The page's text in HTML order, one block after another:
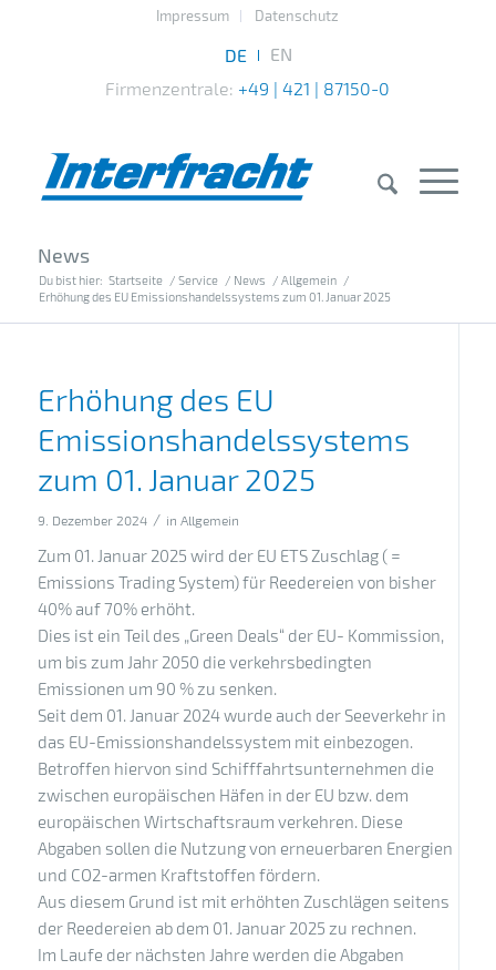
Impressum Datenschutz
Firmenzentrale: +49 | 421 | 87150-0
News
Du bist hier: Startseite / Service / News / Allgemein /
Erhöhung des EU Emissionshandelssystems zum 01. Januar 2025
Erhöhung des EU
Emissionshandelssystems
zum 01. Januar 2025
9. Dezember 2024 / in Allgemein
Zum 01. Januar 2025 wird der EU ETS Zuschlag ( =
Emissions Trading System) für Reedereien von bisher
40% auf 70% erhöht.
Dies ist ein Teil des „Green Deals“ der EU- Kommission,
um bis zum Jahr 2050 die verkehrsbedingten
Emissionen um 90 % zu senken.
Seit dem 01. Januar 2024 wurde auch der Seeverkehr in
das EU-Emissionshandelssystem mit einbezogen.
Betroffen hiervon sind Schifffahrtsunternehmen die
zwischen europäischen Häfen in der EU bzw. dem
europäischen Wirtschaftsraum verkehren. Diese
Abgaben sollen die Nutzung von erneuerbaren Energien
und CO2-armen Kraftstoffen fördern.
Aus diesem Grund ist mit erhöhten Zuschlägen seitens
der Reedereien ab dem 01. Januar 2025 zu rechnen.
Im Laufe der nächsten Jahre werden die Abgaben